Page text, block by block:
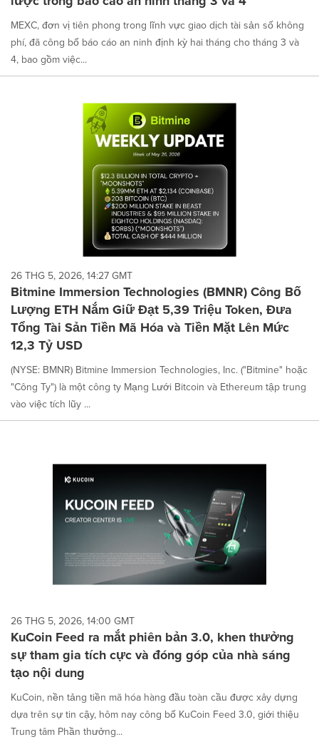
MEXC, đơn vị tiên phong trong lĩnh vực giao dịch tài sản số không
phí, đã công bố báo cáo an ninh định kỳ hai tháng cho tháng 3 và
4, bao gồm việc...
26 THG 5, 2026, 14:27 GMT
Bitmine Immersion Technologies (BMNR) Công Bố
Lượng ETH Nắm Giữ Đạt 5,39 Triệu Token, Đưa
Tổng Tài Sản Tiền Mã Hóa và Tiền Mặt Lên Mức
12,3 Tỷ USD
(NYSE: BMNR) Bitmine Immersion Technologies, Inc. ("Bitmine" hoặc
"Công Ty") là một công ty Mạng Lưới Bitcoin và Ethereum tập trung
vào việc tích lũy ...
26 THG 5, 2026, 14:00 GMT
KuCoin Feed ra mắt phiên bản 3.0, khen thưởng
sự tham gia tích cực và đóng góp của nhà sáng
tạo nội dung
KuCoin, nền tảng tiền mã hóa hàng đầu toàn cầu được xây dựng
dựa trên sự tin cậy, hôm nay công bố KuCoin Feed 3.0, giới thiệu
Trung tâm Phần thưởng...